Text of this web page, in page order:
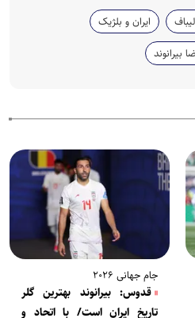
ایران و بلژیک
بیرانوند
جام جهانی ۲۰۲۶
قدوس: بیرانوند بهترین گلر
تاریخ ایران است/ با اتحاد و